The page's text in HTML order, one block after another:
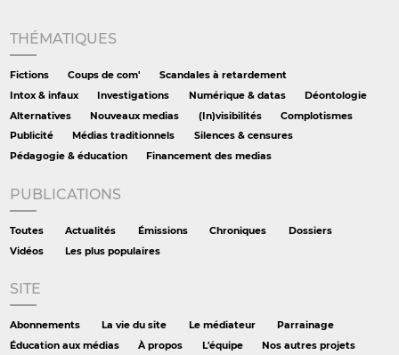
THÉMATIQUES
Fictions Coups de com'
Scandales à retardement
Intox & infaux
Investigations Numérique & datas
Déontologie
Alternatives
Nouveaux medias (In)visibilités
Complotismes
Publicité
Médias traditionnels
Silences & censures
Pédagogie & éducation
Financement des medias
PUBLICATIONS
Toutes Actualités Émissions Chroniques
Dossiers
Vidéos
Les plus populaires
SITE
Abonnements La vie du site Le médiateur
Parrainage
Éducation aux médias
À propos L'équipe Nos autres projets